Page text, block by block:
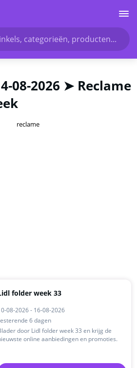
categorieën, producten...
08-2026 ➤ Reclame
reclame
folder week 33
08-2026 - 16-08-2026
6 dagen
door Lidl folder week 33 en krijg de
online aanbiedingen en promoties.